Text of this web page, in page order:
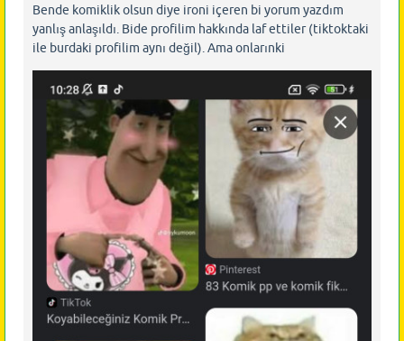
Bende komiklik olsun diye ironi içeren bi yorum yazdım
yanlış anlaşıldı. Bide profilim hakkında laf ettiler (tiktoktaki
ile burdaki profilim aynı değil). Ama onlarınki